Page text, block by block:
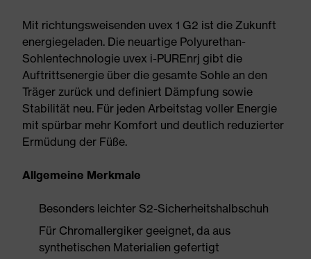
Mit richtungsweisenden uvex 1 G2 ist die Zukunft
energiegeladen. Die neuartige Polyurethan-
Sohlentechnologie uvex i-PUREnrj gibt die
Auftrittsenergie über die gesamte Sohle an den
Träger zurück und definiert Dämpfung sowie
Stabilität neu. Für jeden Arbeitstag voller Energie
mit spürbar mehr Komfort und deutlich reduzierter
Ermüdung der Füße.
Allgemeine Merkmale
Besonders leichter S2-Sicherheitshalbschuh
Für Chromallergiker geeignet, da aus
synthetischen Materialien gefertigt